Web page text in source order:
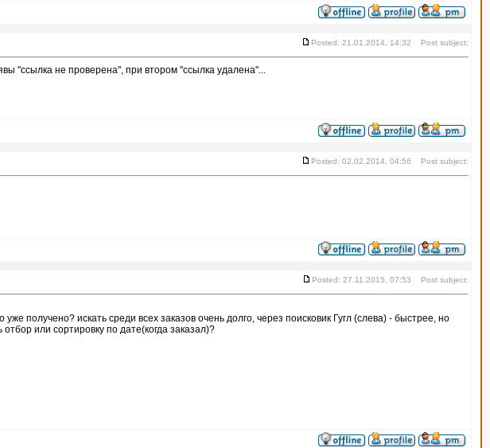
Posted: 21.01.2014, 14:32 Post subject:
"ссылка не проверена", при втором "ссылка удалена"...
Posted: 02.02.2014, 04:56 Post subject:
Posted: 27.11.2015, 07:53 Post subject:
получено? искать среди всех заказов очень долго, через поисковик Гугл (слева) - быстрее, но
или сортировку по дате(когда заказал)?